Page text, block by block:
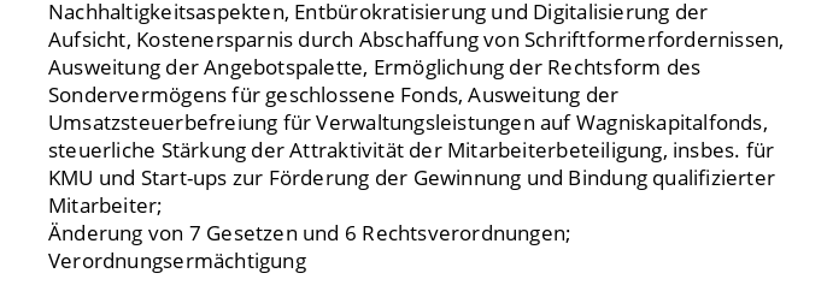
Nachhaltigkeitsaspekten, Entbürokratisierung und Digitalisierung der
Aufsicht, Kostenersparnis durch Abschaffung von Schriftformerfordernissen,
Ausweitung der Angebotspalette, Ermöglichung der Rechtsform des
Sondervermögens für geschlossene Fonds, Ausweitung der
Umsatzsteuerbefreiung für Verwaltungsleistungen auf Wagniskapitalfonds,
steuerliche Stärkung der Attraktivität der Mitarbeiterbeteiligung, insbes. für
KMU und Start-ups zur Förderung der Gewinnung und Bindung qualifizierter
Mitarbeiter;
Änderung von 7 Gesetzen und 6 Rechtsverordnungen;
Verordnungsermächtigung